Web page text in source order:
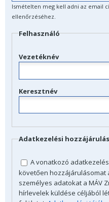
Ismételten meg kell adni az email
ellenőrzéséhez.
Felhasználó
Vezetéknév
Keresztnév
Adatkezelési hozzájárulás
A vonatkozó
követően hozzájárulásomat
személyes adatokat a MÁV
hírlevelek küldése céljából